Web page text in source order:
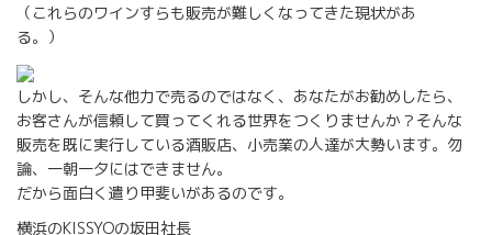
（これらのワインすらも販売が難しくなってきた現状があ
る。）
しかし、そんな他力で売るのではなく、あなたがお勧めしたら、
お客さんが信頼して買ってくれる世界をつくりませんか？そんな
販売を既に実行している酒販店、小売業の人達が大勢います。勿
論、一朝一夕にはできません。
だから面白く遣り甲斐いがあるのです。
横浜のKISSYOの坂田社長